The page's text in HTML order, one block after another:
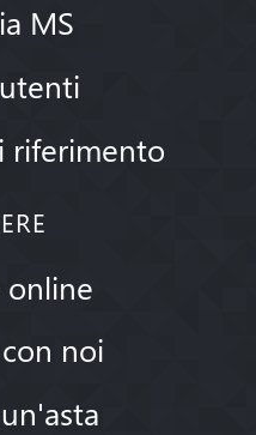
MS
riferimento
online
noi